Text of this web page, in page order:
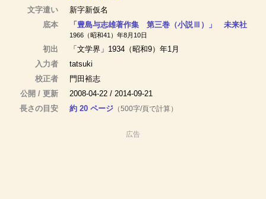
文字遣い
新字新仮名
底本
「豊島与志雄著作集 第三巻（小説Ⅲ）」 未来社
1966（昭和41）年8月10日
初出
「文学界」1934（昭和9）年1月
入力者
tatsuki
校正者
門田裕志
公開 / 更新
2008-04-22 / 2014-09-21
長さの目安
約 20 ページ（500字/頁で計算）
広告